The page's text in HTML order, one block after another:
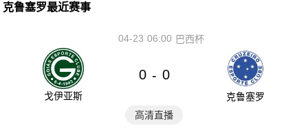
克鲁塞罗最近赛事
06:00
04-23 巴西杯
戈伊亚斯
0 - 0
克鲁塞罗
高清直播